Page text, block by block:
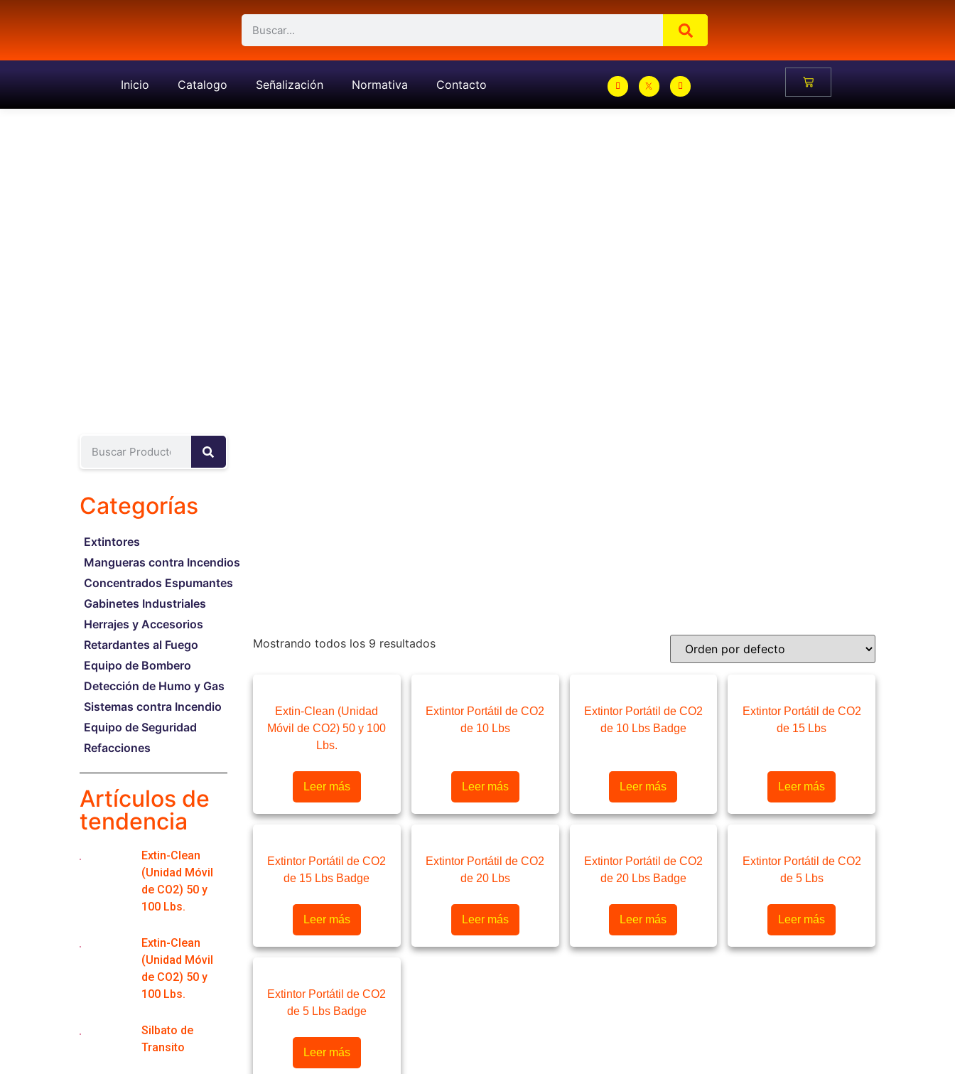
Inicio Catalogo Señalización Normativa Contacto
Categorías
Extintores
Mangueras contra Incendios
Concentrados Espumantes
Gabinetes Industriales
Herrajes y Accesorios
Retardantes al Fuego
Equipo de Bombero
Detección de Humo y Gas
Sistemas contra Incendio
Equipo de Seguridad
Refacciones
Artículos de
tendencia
Extin-Clean
(Unidad Móvil
de CO2) 50 y
100 Lbs.
Extin-Clean
(Unidad Móvil
de CO2) 50 y
100 Lbs.
Silbato de
Transito
Mostrando todos los 9 resultados
Extin-Clean (Unidad
Móvil de CO2) 50 y 100
Lbs.
Leer más
Extintor Portátil de CO2
de 10 Lbs
Leer más
Extintor Portátil de CO2
de 10 Lbs Badge
Leer más
Extintor Portátil de CO2
de 15 Lbs
Leer más
Extintor Portátil de CO2
de 15 Lbs Badge
Leer más
Extintor Portátil de CO2
de 20 Lbs
Leer más
Extintor Portátil de CO2
de 20 Lbs Badge
Leer más
Extintor Portátil de CO2
de 5 Lbs
Leer más
Extintor Portátil de CO2
de 5 Lbs Badge
Leer más